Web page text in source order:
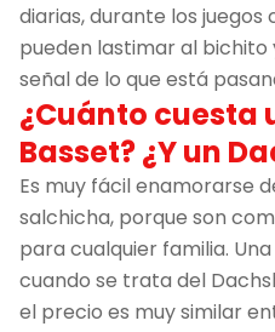
diarias, durante los juegos
pueden lastimar al bichito
señal de lo que está
¿Cuánto cuesta
Basset? ¿Y un
Es muy fácil enamorarse
salchicha, porque son
para cualquier familia.
cuando se trata del
el precio es muy similar